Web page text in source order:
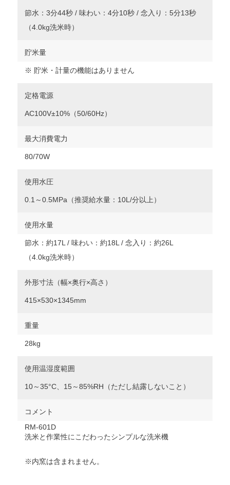
節水：3分44秒 / 味わい：4分10秒 / 念入り：5分13秒
（4.0kg洗米時）
貯米量
※ 貯米・計量の機能はありません
定格電源
AC100V±10%（50/60Hz）
最大消費電力
80/70W
使用水圧
0.1～0.5MPa（推奨給水量：10L/分以上）
使用水量
節水：約17L / 味わい：約18L / 念入り：約26L
（4.0kg洗米時）
外形寸法（幅×奥行×高さ）
415×530×1345mm
重量
28kg
使用温湿度範囲
10～35°C、15～85%RH（ただし結露しないこと）
コメント
RM-601D
洗米と作業性にこだわったシンプルな洗米機
※内窯は含まれません。